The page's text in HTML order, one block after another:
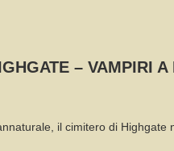
– VAMPIRI A
il cimitero di Highgate